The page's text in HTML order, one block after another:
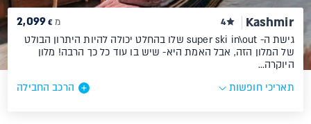
Kashmir
4 מ 2,099 €
גישת ה- super ski in\out שלו בהחלט יכולה להיות היתרון הבולט
של המלון הזה, אבל האמת היא- שיש בו עוד כל כך הרבה! מלון
היוקרה…
תאריכי חופשות
הרכב החבילה